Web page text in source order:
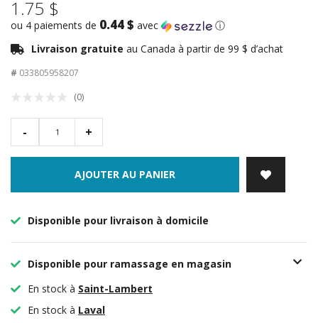
1.75 $
ou 4 paiements de 0.44 $ avec
ⓘ
Livraison gratuite au Canada à partir de 99 $ d’achat
# 033805958207
(0)
- +
AJOUTER AU PANIER
Disponible pour livraison à domicile
Disponible pour ramassage en magasin
En stock à Saint-Lambert
En stock à Laval